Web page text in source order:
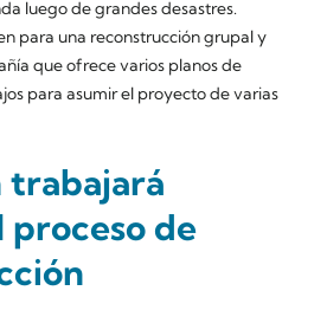
luego de grandes desastres.
para una reconstrucción grupal y
que ofrece varios planos de
para asumir el proyecto de varias
trabajará
de